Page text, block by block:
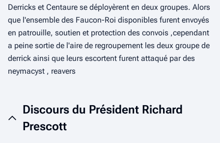
Derricks et Centaure se déployèrent en deux groupes. Alors
que l'ensemble des Faucon-Roi disponibles furent envoyés
en patrouille, soutien et protection des convois ,cependant
a peine sortie de l'aire de regroupement les deux groupe de
derrick ainsi que leurs escortent furent attaqué par des
neymacyst , reavers
Discours du Président Richard
Prescott